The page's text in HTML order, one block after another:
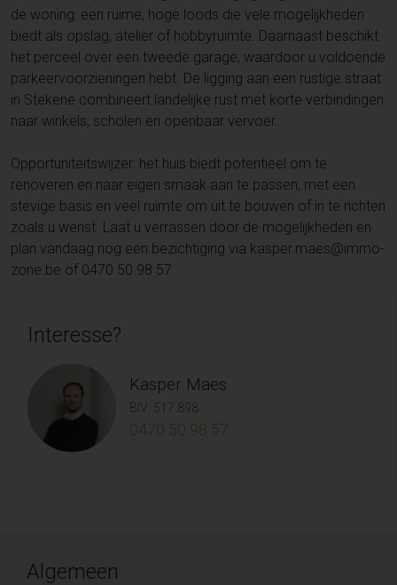
de woning: een ruime, hoge loods die vele mogelijkheden
biedt als opslag, atelier of hobbyruimte. Daarnaast beschikt
het perceel over een tweede garage, waardoor u voldoende
parkeervoorzieningen hebt. De ligging aan een rustige straat
in Stekene combineert landelijke rust met korte verbindingen
naar winkels, scholen en openbaar vervoer.
Opportuniteitswijzer: het huis biedt potentieel om te
renoveren en naar eigen smaak aan te passen, met een
stevige basis en veel ruimte om uit te bouwen of in te richten
zoals u wenst. Laat u verrassen door de mogelijkheden en
plan vandaag nog een bezichtiging via kasper.maes@immo-
zone.be of 0470 50 98 57.
Interesse?
Kasper Maes
BIV: 517.898
0470 50 98 57
Algemeen